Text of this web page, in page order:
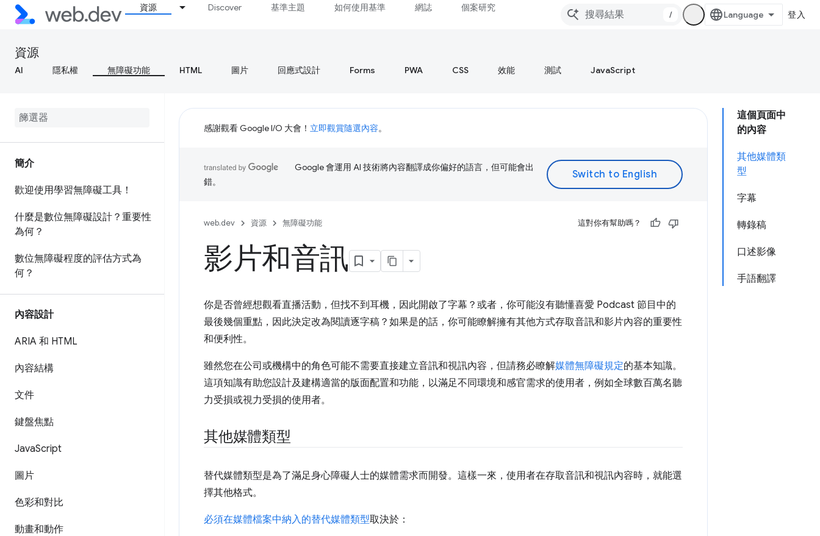
資源 Discover 基準主題 如何使用基準 網誌 個案研究
/ 登入
資源
AI 隱私權 無障礙功能 HTML 圖片 回應式設計 Forms PWA CSS 效能 測試 JavaScript
簡介
歡迎使用學習無障礙工具！
什麼是數位無障礙設計？重要性
為何？
數位無障礙程度的評估方式為
何？
內容設計
ARIA 和 HTML
內容結構
文件
鍵盤焦點
JavaScript
圖片
色彩和對比
動畫和動作
這個頁面中
的內容
其他媒體類
型
字幕
轉錄稿
口述影像
手語翻譯
感謝觀看 Google I/O 大會！ 立即觀賞隨選內容。
Google 會運用 AI 技術將內容翻譯成你偏好的語言，但可能會出
錯。
web.dev 資源 無障礙功能 這對你有幫助嗎？
影片和音訊
你是否曾經想觀看直播活動，但找不到耳機，因此開啟了字幕？或者，你可能沒有聽懂喜愛 Podcast 節目中的
最後幾個重點，因此決定改為閱讀逐字稿？如果是的話，你可能瞭解擁有其他方式存取音訊和影片內容的重要性
和便利性。
雖然您在公司或機構中的角色可能不需要直接建立音訊和視訊內容，但請務必瞭解媒體無障礙規定的基本知識。
這項知識有助您設計及建構適當的版面配置和功能，以滿足不同環境和感官需求的使用者，例如全球數百萬名聽
力受損或視力受損的使用者。
其他媒體類型
替代媒體類型是為了滿足身心障礙人士的媒體需求而開發。這樣一來，使用者在存取音訊和視訊內容時，就能選
擇其他格式。
必須在媒體檔案中納入的替代媒體類型取決於：